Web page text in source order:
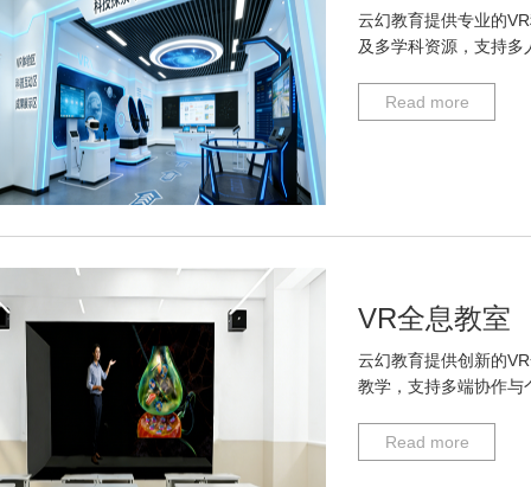
云幻教育提供专业的
及多学科资源，支持
Read more
VR全息教室
云幻教育提供创新的
教学，支持多端协作与
Read more